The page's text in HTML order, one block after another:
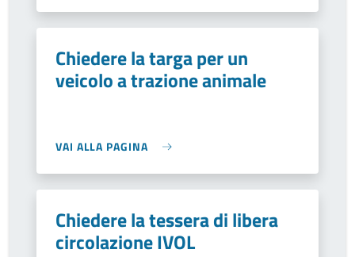
Chiedere la targa per un
veicolo a trazione animale
VAI ALLA PAGINA
Chiedere la tessera di libera
circolazione IVOL